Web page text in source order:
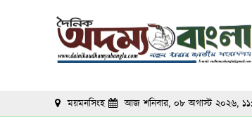
ময়মনসিংহ আজ শনিবার, ০৮ অগাস্ট ২০২৬,